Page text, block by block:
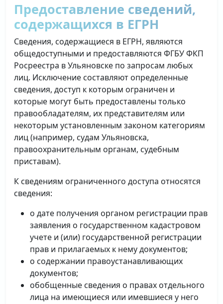
Предоставление сведений,
содержащихся в ЕГРН
Сведения, содержащиеся в ЕГРН, являются
общедоступными и предоставляются ФГБУ ФКП
Росреестра в Ульяновске по запросам любых
лиц. Исключение составляют определенные
сведения, доступ к которым ограничен и
которые могут быть предоставлены только
правообладателям, их представителям или
некоторым установленным законом категориям
лиц (например, судам Ульяновска,
правоохранительным органам, судебным
приставам).
К сведениям ограниченного доступа относятся
сведения:
о дате получения органом регистрации прав
заявления о государственном кадастровом
учете и (или) государственной регистрации
прав и прилагаемых к нему документов;
о содержании правоустанавливающих
документов;
обобщенные сведения о правах отдельного
лица на имеющиеся или имевшиеся у него